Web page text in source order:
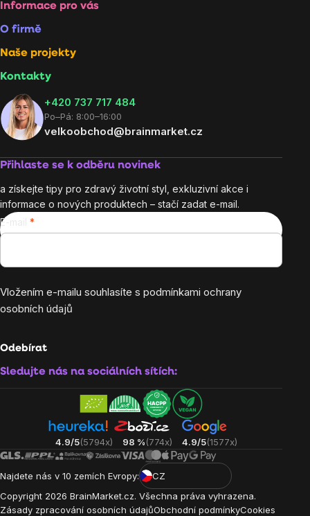
Informace pro vás
O firmě
Naše projekty
Kontakty
+420 737 717 484
Po–Pá: 8:00–16:00
velkoobchod@brainmarket.cz
Přihlaste se k odběru novinek
a získejte tipy pro zdravý životní styl, exkluzivní akce i
informace o nových produktech – stačí zadat e-mail.
E-mail
Vložením e-mailu souhlasíte s podmínkami ochrany
osobních údajů
Odebírat
Sledujte nás na sociálních sítích:
4.9/5(5794x) 98 %(774x) 4.9/5(1577x)
Najdete nás v 10 zemích Evropy:
CZ
Copyright 2026 BrainMarket.cz. Všechna práva vyhrazena.
Zásady zpracování osobních údajůObchodní podmínkyCookies